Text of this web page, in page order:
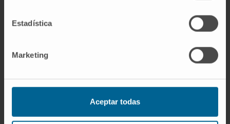
Estadística
Marketing
Aceptar todas
Investigador | Investigador principal
Grupo de Investigación en
Inmunoterapia Traslacional